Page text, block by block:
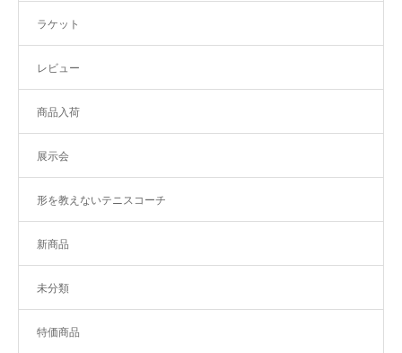
ラケット
レビュー
商品入荷
展示会
形を教えないテニスコーチ
新商品
未分類
特価商品